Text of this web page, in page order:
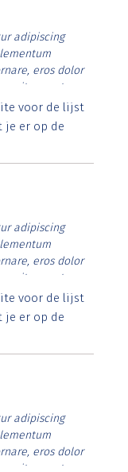
adipiscing
eros dolor
vitae erat.
rutrum lorem
posuere.
voor de lijst
je er op de
adipiscing
eros dolor
vitae erat.
rutrum lorem
posuere.
voor de lijst
je er op de
adipiscing
eros dolor
vitae erat.